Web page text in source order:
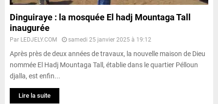
Dinguiraye : la mosquée El hadj Mountaga Tall
inaugurée
Par LEDJELY.COM samedi 25 janvier 2025 à 19:12
Après près de deux années de travaux, la nouvelle maison de Dieu
nommée El Hadj Mountaga Tall, établie dans le quartier Pélloun
djalla, est enfin...
Lire la suite